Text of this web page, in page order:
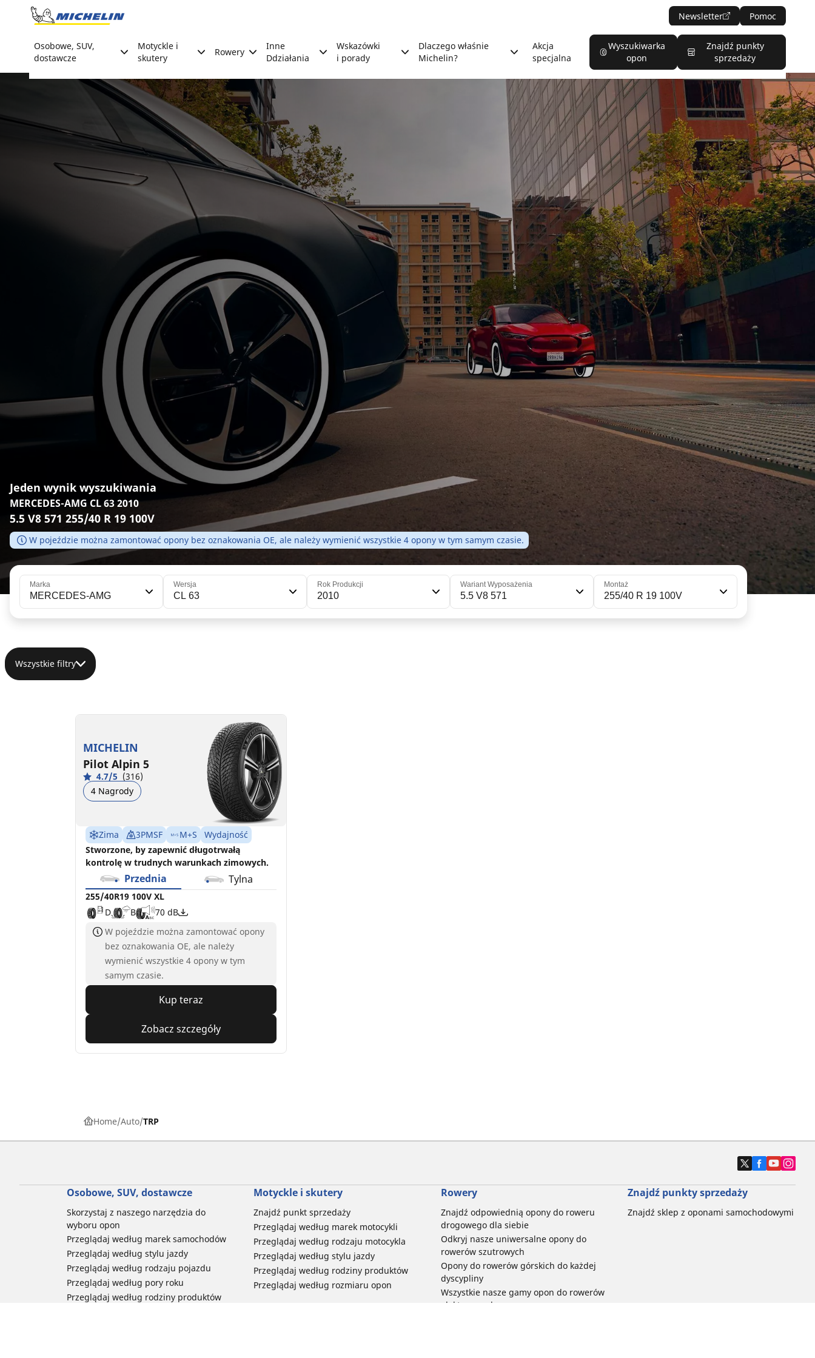
Go to page content
Newsletter Pomoc
Osobowe, SUV,
dostawcze
Motyckle i
skutery
Rowery
Inne
Ddziałania
Wskazówki
i porady
Dlaczego właśnie
Michelin?
Akcja
specjalna
Wyszukiwarka
opon
Znajdź punkty
sprzedaży
Jeden wynik wyszukiwania
MERCEDES-AMG CL 63 2010
5.5 V8 571 255/40 R 19 100V
W pojeździe można zamontować opony bez oznakowania OE, ale należy wymienić wszystkie 4 opony w tym samym czasie.
Marka
MERCEDES-AMG
Wersja
CL 63
Rok Produkcji
2010
Wariant Wyposażenia
5.5 V8 571
Montaż
255/40 R 19 100V
Wszystkie filtry
MICHELIN
Pilot Alpin 5
4.7/5 (316)
4 Nagrody
Zima 3PMSF M+S
Wydajność
Stworzone, by zapewnić długotrwałą
kontrolę w trudnych warunkach zimowych.
Przednia Tylna
255/40R19 100V XL
D
B 70 dB
W pojeździe można zamontować opony
bez oznakowania OE, ale należy
wymienić wszystkie 4 opony w tym
samym czasie.
Kup teraz
Zobacz szczegóły
Home Auto TRP
Osobowe, SUV, dostawcze
Skorzystaj z naszego narzędzia do
wyboru opon
Przeglądaj według marek samochodów
Przeglądaj według stylu jazdy
Przeglądaj według rodzaju pojazdu
Przeglądaj według pory roku
Przeglądaj według rodziny produktów
Motyckle i skutery
Znajdź punkt sprzedaży
Przeglądaj według marek motocykli
Przeglądaj według rodzaju motocykla
Przeglądaj według stylu jazdy
Przeglądaj według rodziny produktów
Przeglądaj według rozmiaru opon
Rowery
Znajdź odpowiednią opony do roweru
drogowego dla siebie
Odkryj nasze uniwersalne opony do
rowerów szutrowych
Opony do rowerów górskich do każdej
dyscypliny
Wszystkie nasze gamy opon do rowerów
elektrycznych
Znajdź punkty sprzedaży
Znajdź sklep z oponami samochodowymi